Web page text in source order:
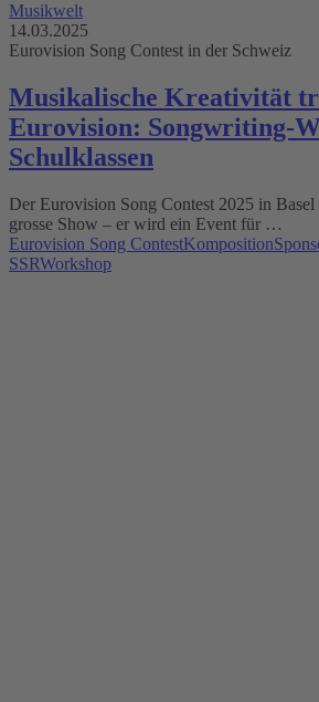
Musikwelt
14.03.2025
Eurovision Song Contest in der Schweiz
Musikalische Kreativität
Eurovision: Songwriting-
Schulklassen
Der Eurovision Song Contest 2025 in
grosse Show – er wird ein Event für …
Eurovision Song ContestKomposition
SSRWorkshop